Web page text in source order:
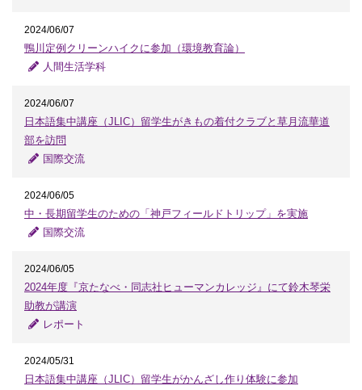
2024/06/07
鴨川定例クリーンハイクに参加（環境教育論）
人間生活学科
2024/06/07
日本語集中講座（JLIC）留学生がきもの着付クラブと草月流華道
部を訪問
国際交流
2024/06/05
中・長期留学生のための「神戸フィールドトリップ」を実施
国際交流
2024/06/05
2024年度『京たなべ・同志社ヒューマンカレッジ』にて鈴木琴栄
助教が講演
レポート
2024/05/31
日本語集中講座（JLIC）留学生がかんざし作り体験に参加